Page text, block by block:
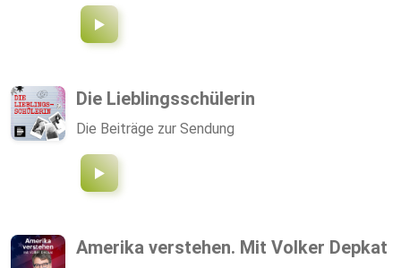
Die Lieblingsschülerin
Die Beiträge zur Sendung
Amerika verstehen. Mit Volker Depkat